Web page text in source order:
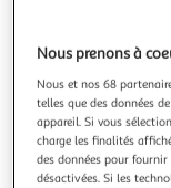
Nous prenons à
Nous et nos 68
telles que des données
appareil. Si vous
charge les finalités
des données pour
désactivées. Si les